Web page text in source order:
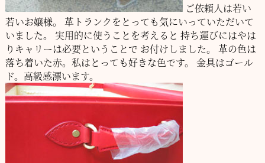
ご依頼人は若い
若いお嬢様。
革トランクをとっても気にいっていただいて
いました。
実用的に使うことを考えると 持ち運びにはやは
りキャリーは必要ということで お付けしました。
革の色は
落ち着いた赤。私はとっても好きな色です。
金具はゴール
ド。高級感漂います。